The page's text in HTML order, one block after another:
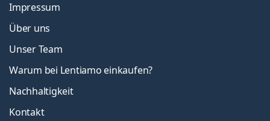
Impressum
Über uns
Unser Team
Warum bei Lentiamo einkaufen?
Nachhaltigkeit
Kontakt